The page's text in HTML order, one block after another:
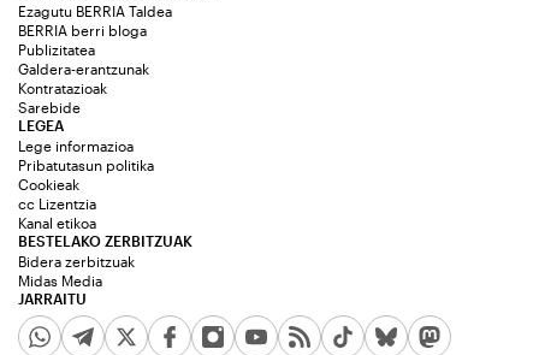
Ezagutu BERRIA Taldea
BERRIA berri bloga
Publizitatea
Galdera-erantzunak
Kontratazioak
Sarebide
JARRAITU
LEGEA
Lege informazioa
Pribatutasun politika
Cookieak
cc Lizentzia
Kanal etikoa
BESTELAKO ZERBITZUAK
Bidera zerbitzuak
Midas Media